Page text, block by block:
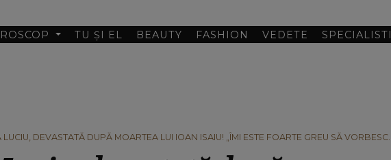
TU ȘI EL BEAUTY FASHION VEDETE SPECIALISTI
LUCIU, DEVASTATĂ DUPĂ MOARTEA LUI IOAN ISAIU! „ÎMI ESTE FOARTE GREU SĂ VORBESC